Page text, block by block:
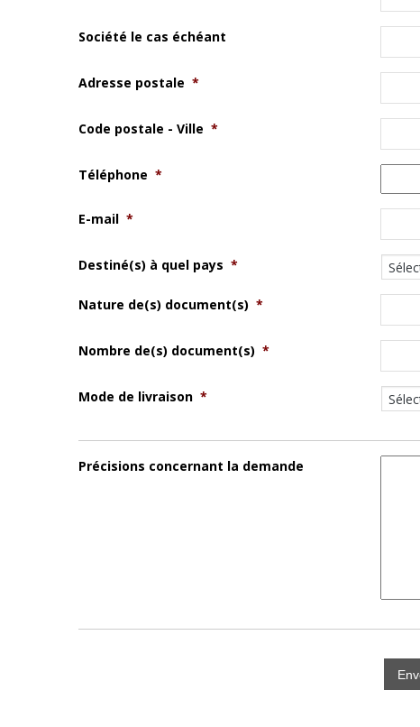
Société le cas échéant
Adresse postale *
Code postale - Ville *
Téléphone *
E-mail *
Destiné(s) à quel pays *
Nature de(s) document(s) *
Nombre de(s) document(s) *
Mode de livraison *
Précisions concernant la demande